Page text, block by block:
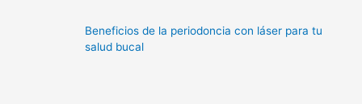
Beneficios de la periodoncia con láser para tu
salud bucal